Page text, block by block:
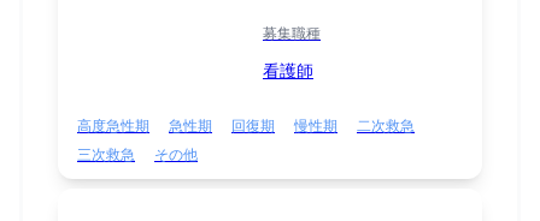
募集職種
看護師
高度急性期 急性期 回復期 慢性期
二次救急
三次救急
その他